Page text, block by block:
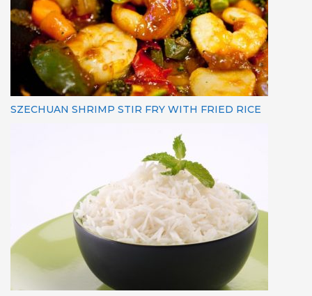
SZECHUAN SHRIMP STIR FRY WITH FRIED RICE